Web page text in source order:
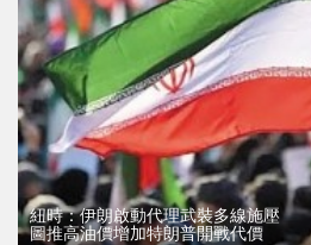
紐時：伊朗啟動代理武裝多線施壓
圖推高油價增加特朗普開戰代價